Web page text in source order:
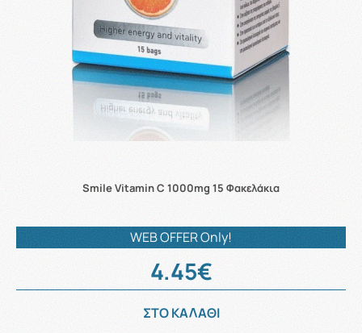
Smile Vitamin C 1000mg 15 Φακελάκια
WEB OFFER Only!
4.45€
ΣΤΟ ΚΑΛΑΘΙ